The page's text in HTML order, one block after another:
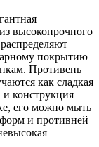
высокопрочного
покрытию
Противень
как сладкая
конструкция
его можно мыть
и противней